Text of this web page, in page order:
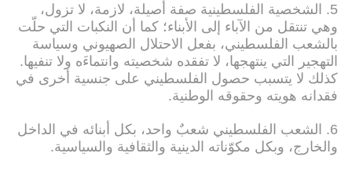
5. الشخصية الفلسطينية صفة أصيلة، لازمة، لا تزول،
وهي تنتقل من الآباء إلى الأبناء؛ كما أن النكبات التي حلّت
بالشعب الفلسطيني، بفعل الاحتلال الصهيوني وسياسة
التهجير التي ينتهجها، لا تفقده شخصيته وانتماءَه ولا تنفيها.
كذلك لا يتسبب حصول الفلسطيني على جنسية أخرى في
فقدانه هويته وحقوقه الوطنية.
6. الشعب الفلسطيني شعبٌ واحد، بكل أبنائه في الداخل
والخارج، وبكل مكوّناته الدينية والثقافية والسياسية.